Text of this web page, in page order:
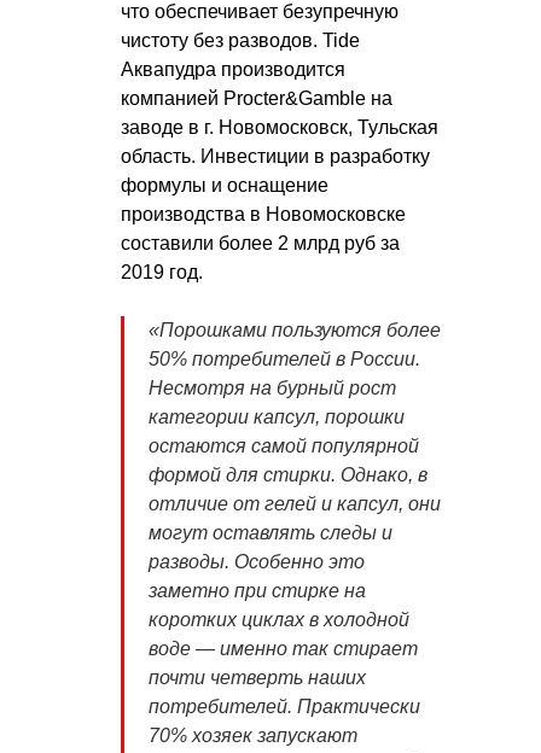
что обеспечивает безупречную
чистоту без разводов. Tide
Аквапудра производится
компанией Procter&Gamble на
заводе в г. Новомосковск, Тульская
область. Инвестиции в разработку
формулы и оснащение
производства в Новомосковске
составили более 2 млрд руб за
2019 год.
«Порошками пользуются более
50% потребителей в России.
Несмотря на бурный рост
категории капсул, порошки
остаются самой популярной
формой для стирки. Однако, в
отличие от гелей и капсул, они
могут оставлять следы и
разводы. Особенно это
заметно при стирке на
коротких циклах в холодной
воде — именно так стирает
почти четверть наших
потребителей. Практически
70% хозяек запускают